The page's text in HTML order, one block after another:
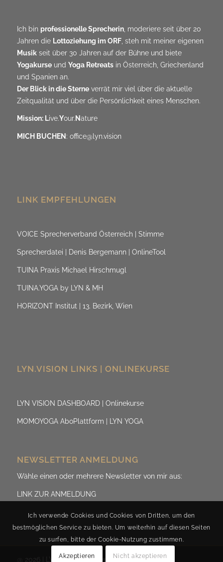
Ich bin professionelle Sprecherin, moderiere seit über 20
Jahren die Lottoziehung im ORF, steh mit meiner eigenen
Musikseit über 30 Jahren auf der Bühne und biete
Yogakurseund Yoga Retreatsin Österreich, Griechenland
und Spanien an.
Der Blick in die Sterneverrät mir viel über die aktuelle
Zeitqualität und über die Persönlichkeit eines Menschen.
Mission: Live.Your. Nature
MICH BUCHEN : office@lyn.vision
LINK EMPFEHLUNGEN
VOICE Sprecherverband Österreich | Stimme
Sprecherdatei | Denis Bergemann | OnlineTool
TUINA Praxis Michael Hirschmugl
TUINA.YOGA by LYN & MH
HORIZONT Institut | 13. Bezirk, Wien
LYN.VISION LINKS | ONLINEKURSE
LYN VISION DASHBOARD | Onlinekurse
MOMOYOGA AboPlattform | LYN YOGA
NEWSLETTER ANMELDUNG
Wähle einen oder mehrere Newsletter von mir aus:
LINK ZUR ANMELDUNG
@ 2026 | LYN.ViSION by Evelyn Fischereder
Ich verwende Cookies und Cookies von Dritten, um den
bestmöglichen Service zu bieten. Um weiterhin auf diesen Seiten
zu surfen, bitte der Cookie-Nutzung zustimmen.
Akzeptieren Nicht akzeptieren